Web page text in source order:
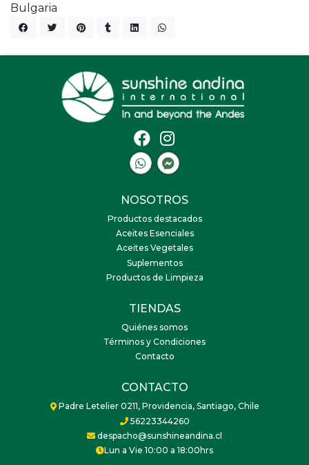
Bulgaria
NOSOTROS
Productos destacados
Aceites Esenciales
Aceites Vegetales
Suplementos
Productos de Limpieza
TIENDAS
Quiénes somos
Términos y Condiciones
Contacto
CONTACTO
Padre Letelier 0211, Providencia, Santiago, Chile
56223344260
despacho@sunshineandina.cl
Lun a Vie 10:00 a 18:00hrs